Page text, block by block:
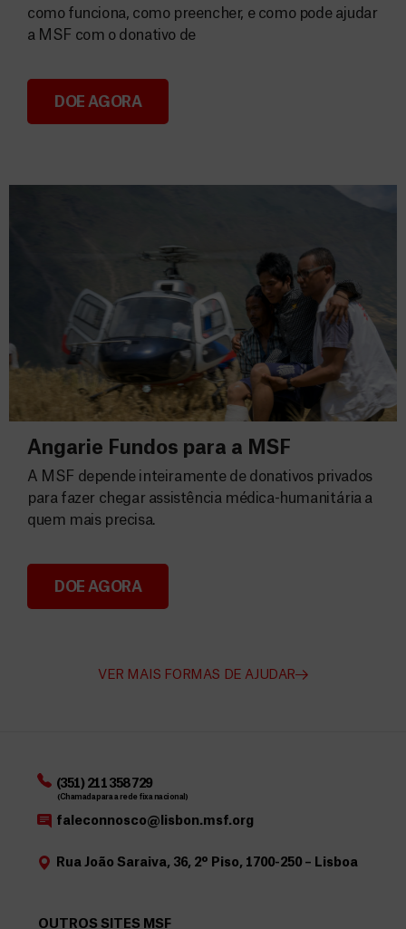
Consignação do IRS 2026
como funciona, como preencher, e como pode ajudar
a MSF com o donativo de
DOE AGORA
Angarie Fundos para a MSF
Angarie Fundos para a MSF
A MSF depende inteiramente de donativos privados
para fazer chegar assistência médica-humanitária a
quem mais precisa.
DOE AGORA
VER MAIS FORMAS DE AJUDAR
(351) 211 358 729
(Chamada para a rede fixa nacional)
faleconnosco@lisbon.msf.org
Rua João Saraiva, 36, 2º Piso, 1700-250 – Lisboa
OUTROS SITES MSF